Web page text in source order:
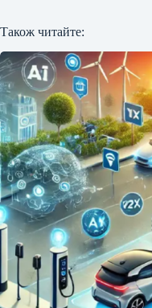
Також читайте: